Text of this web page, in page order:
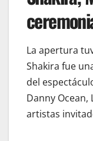
La apertura
Shakira fue
del
Danny Ocean,
artistas